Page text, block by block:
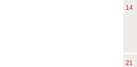
14
21